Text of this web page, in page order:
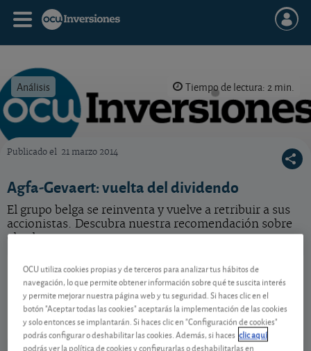
Análisis Tiempo de lectura: 2 min.
Publicado el 21 marzo 2014
Agfa-Gevaert: vuelta del dividendo
El grupo belga se reinventa y vuelve a retribuir a sus
accionistas. Descubra nuestra recomendación sobre
el valor.
Agfa - Gevaert
BE0003755692
07/08/2026 Bruselas
0,385 EUR
0,005 EUR (1,32 %)
Ver detalladamente
OCU utiliza cookies propias y de terceros para analizar tus hábitos de
navegación, lo que permite obtener información sobre qué te suscita interés
y permite mejorar nuestra página web y tu seguridad. Si haces clic en el
botón "Aceptar todas las cookies" aceptarás la implementación de las cookies
y solo entonces se implantarán. Si haces clic en "Configuración de cookies"
podrás configurar o deshabilitar las cookies. Además, si haces clic aquí
podrás ver la política de cookies y configurarlas o deshabilitarlas en